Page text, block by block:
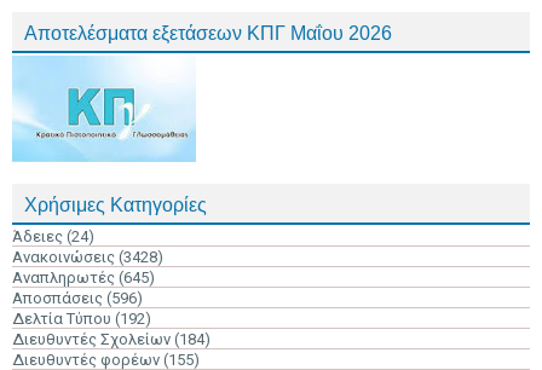
Αποτελέσματα εξετάσεων ΚΠΓ Μαΐου 2026
Χρήσιμες Κατηγορίες
Άδειες (24)
Ανακοινώσεις (3428)
Αναπληρωτές (645)
Αποσπάσεις (596)
Δελτία Τύπου (192)
Διευθυντές Σχολείων (184)
Διευθυντές φορέων (155)